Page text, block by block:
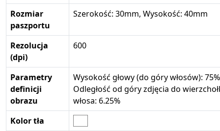
Rozmiar
paszportu
Szerokość: 30mm, Wysokość: 40mm
Rezolucja
(dpi)
600
Parametry
definicji
obrazu
Wysokość głowy (do góry włosów):
Odległość od góry zdjęcia do
włosa: 6.25%
Kolor tła